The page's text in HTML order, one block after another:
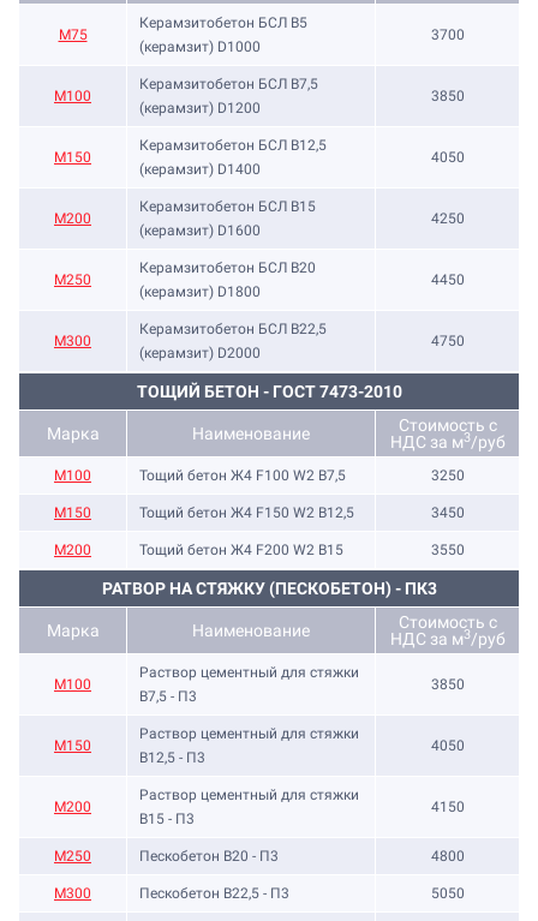
М75
Керамзитобетон БСЛ В5
(керамзит) D1000
3700
М100
Керамзитобетон БСЛ В7,5
(керамзит) D1200
3850
М150
Керамзитобетон БСЛ В12,5
(керамзит) D1400
4050
М200
Керамзитобетон БСЛ В15
(керамзит) D1600
4250
М250
Керамзитобетон БСЛ В20
(керамзит) D1800
4450
М300
Керамзитобетон БСЛ В22,5
(керамзит) D2000
4750
ТОЩИЙ БЕТОН - ГОСТ 7473-2010
Марка Наименование
Стоимость с
НДС за м3/руб
М100 Тощий бетон Ж4 F100 W2 В7,5 3250
М150 Тощий бетон Ж4 F150 W2 В12,5 3450
М200 Тощий бетон Ж4 F200 W2 В15 3550
РАТВОР НА СТЯЖКУ (ПЕСКОБЕТОН) - ПК3
Марка Наименование
Стоимость с
НДС за м3/руб
М100
Раствор цементный для стяжки
В7,5 - П3
3850
М150
Раствор цементный для стяжки
В12,5 - П3
4050
М200
Раствор цементный для стяжки
В15 - П3
4150
М250 Пескобетон В20 - П3 4800
М300 Пескобетон В22,5 - П3 5050